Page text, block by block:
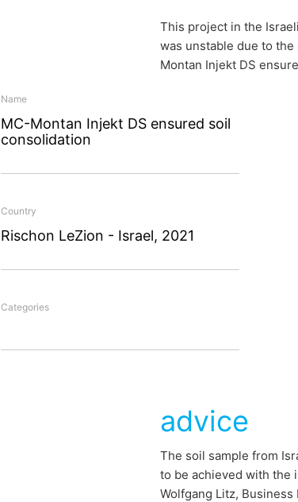
Soil
Israel
This project in the Israeli town of
laying of residential sewage pipes in
the presence of extremely fine-
high-performance MC-Montan Injekt
of soil consolidation needed.
This project in the
was unstable due to
Montan Injekt DS
Name
MC-Montan Injekt DS ensured soil
consolidation
Country
Rischon LeZion - Israel, 2021
Categories
advice
The soil sample from
to be achieved with the
Wolfgang Litz,